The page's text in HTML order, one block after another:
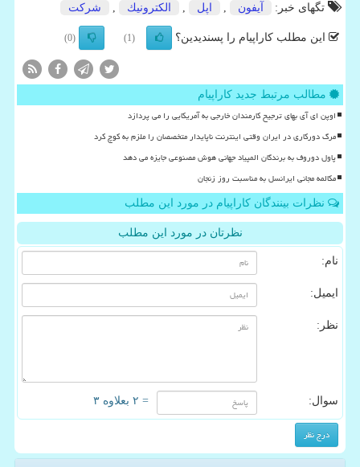
تگهای خبر:
آیفون اپل الكترونیك شركت
این مطلب کاراپیام را پسندیدین؟ (1)
(0)
مطالب مرتبط جدید کاراپیام
اوپن ای آی بهای ترجیح کارمندان خارجی به آمریکایی را می پردازد
مرگ دورکاری در ایران وقتی اینترنت ناپایدار متخصصان را ملزم به کوچ کرد
پاول دوروف به برندگان المپیاد جهانی هوش مصنوعی جایزه می دهد
مکالمه مجانی ایرانسل به مناسبت روز زنجان
نظرات بینندگان کاراپیام در مورد این مطلب
نظرتان در مورد این مطلب
نام:
ایمیل:
نظر:
سوال: = ۲ بعلاوه ۳